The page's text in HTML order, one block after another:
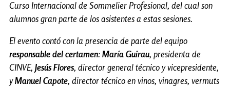
Curso Internacional de Sommelier Profesional, del cual son
alumnos gran parte de los asistentes a estas sesiones.
El evento contó con la presencia de parte del equipo
responsable del certamen: María Guirau, presidenta de
CINVE, Jesús Flores, director general técnico y vicepresidente,
yManuel Capote, director técnico en vinos, vinagres, vermuts